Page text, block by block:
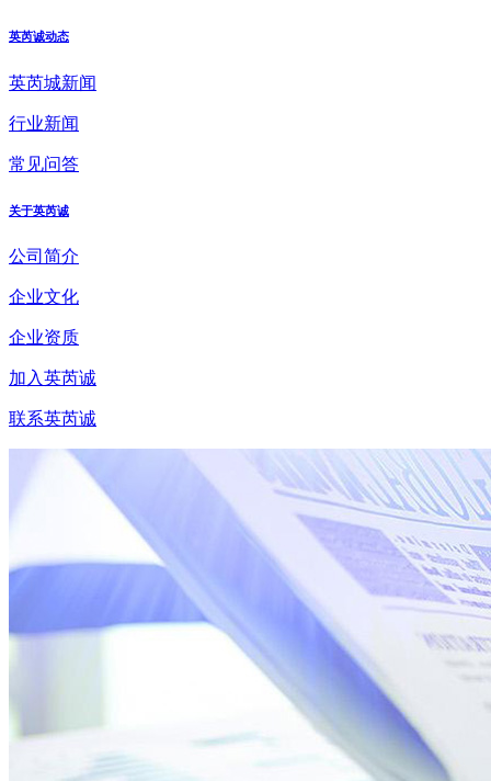
英芮诚动态
英芮城新闻
行业新闻
常见问答
关于英芮诚
公司简介
企业文化
企业资质
加入英芮诚
联系英芮诚